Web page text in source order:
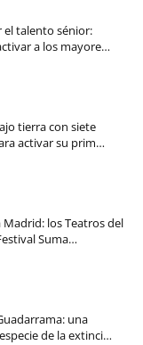
el talento sénior:
a los mayore…
tierra con siete
activar su prim…
los Teatros del
Suma…
una
de la extinci…